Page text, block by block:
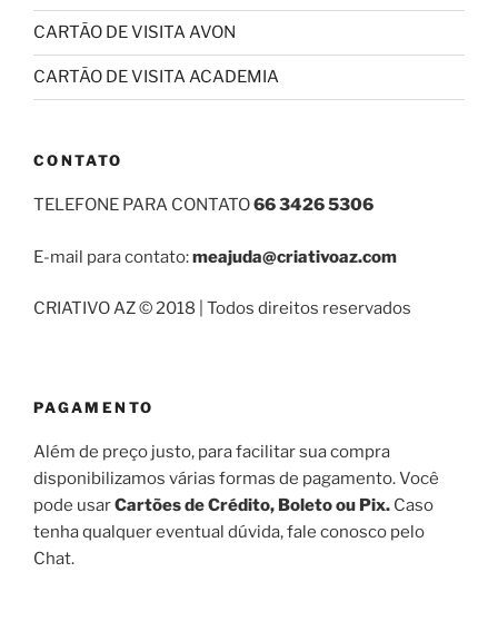
CARTÃO DE VISITA AVON
CARTÃO DE VISITA ACADEMIA
CONTATO
TELEFONE PARA CONTATO66 3426 5306
E-mail para contato:meajuda@criativoaz.com
CRIATIVO AZ © 2018 | Todos direitos reservados
PAGAMENTO
Além de preço justo, para facilitar sua compra
disponibilizamos várias formas de pagamento. Você
pode usarCartões de Crédito, Boleto ou Pix. Caso
tenha qualquer eventual dúvida, fale conosco pelo
Chat.